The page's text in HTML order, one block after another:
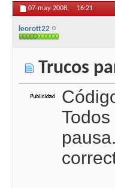
07-may-2008, 16:21
leorott22
Trucos